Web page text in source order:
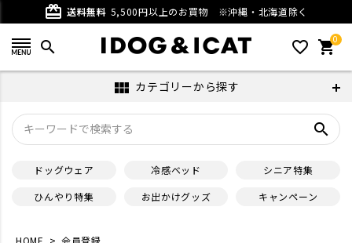
card_giftcard 送料無料 5,500円以上のお買物 ※沖縄・北海道除く
search favorite_outline 0
shopping_cart
view_module カテゴリーから探す
search
ドッグウェア 冷感ベッド
シニア特集
ひんやり特集
お出かけグッズ キャンペーン
HOME 会員登録